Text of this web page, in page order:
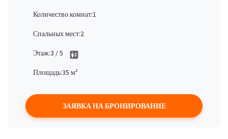
Количество комнат:1
Спальных мест:2
Этаж:3 / 5 elevator
Площадь:35 м²
ЗАЯВКА НА БРОНИРОВАНИЕ